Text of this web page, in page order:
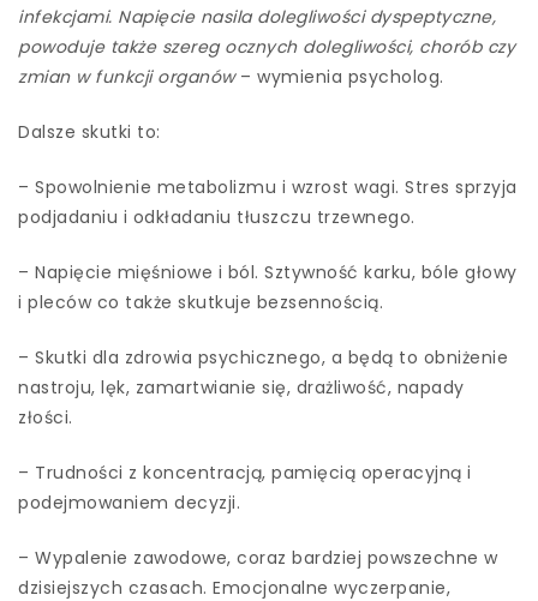
infekcjami. Napięcie nasila dolegliwości dyspeptyczne,
powoduje także szereg ocznych dolegliwości, chorób czy
zmian w funkcji organów – wymienia psycholog.
Dalsze skutki to:
– Spowolnienie metabolizmu i wzrost wagi. Stres sprzyja
podjadaniu i odkładaniu tłuszczu trzewnego.
– Napięcie mięśniowe i ból. Sztywność karku, bóle głowy
i pleców co także skutkuje bezsennością.
– Skutki dla zdrowia psychicznego, a będą to obniżenie
nastroju, lęk, zamartwianie się, drażliwość, napady
złości.
– Trudności z koncentracją, pamięcią operacyjną i
podejmowaniem decyzji.
– Wypalenie zawodowe, coraz bardziej powszechne w
dzisiejszych czasach. Emocjonalne wyczerpanie,